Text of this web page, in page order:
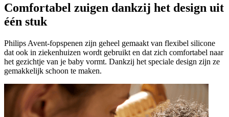
Comfortabel zuigen dankzij het design uit
één stuk
Philips Avent-fopspenen zijn geheel gemaakt van flexibel silicone
dat ook in ziekenhuizen wordt gebruikt en dat zich comfortabel naar
het gezichtje van je baby vormt. Dankzij het speciale design zijn ze
gemakkelijk schoon te maken.